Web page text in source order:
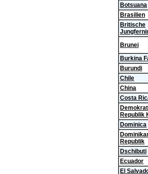
Botsuana
Brasilien
Britische
Brunei
Burkina
Burundi
Chile
China
Costa
Republik
Dominica
Republik
Dschibuti
Ecuador
El